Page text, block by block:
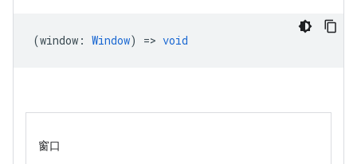
(window : Window) => void
窗口